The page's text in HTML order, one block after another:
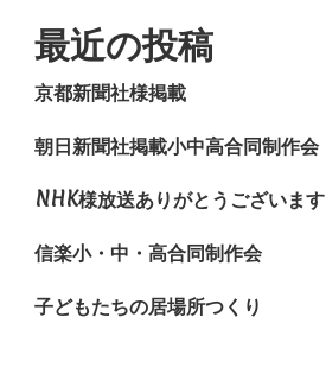
最近の投稿
京都新聞社様掲載
朝日新聞社掲載小中高合同制作会
NHK様放送ありがとうございます
信楽小・中・高合同制作会
子どもたちの居場所つくり